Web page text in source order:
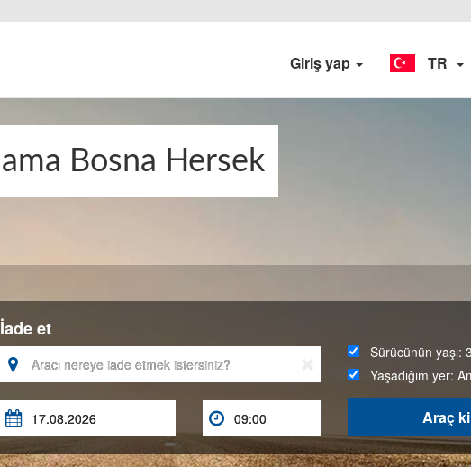
Giriş yap TR
Bosna Hersek
İade et

 
Sürücünün yaşı:
Yaşadığım yer:
Araç